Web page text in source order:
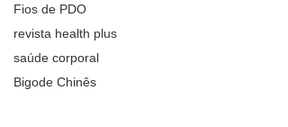
Fios de PDO
revista health plus
saúde corporal
Bigode Chinês